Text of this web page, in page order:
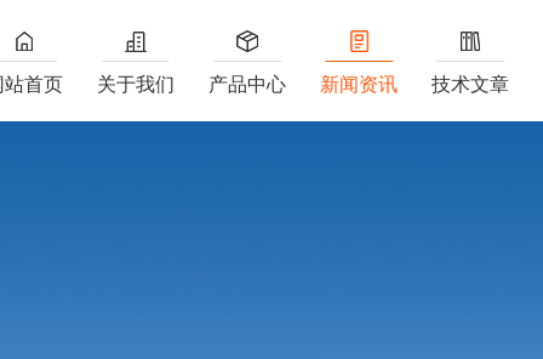
站首页 关于我们 产品中心 新闻资讯 技术文章